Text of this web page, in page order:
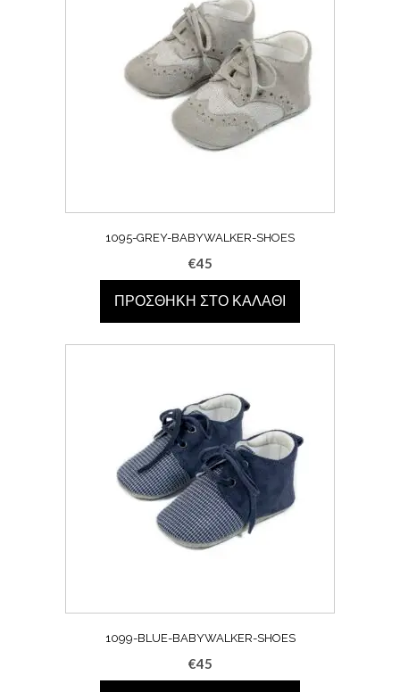
1095-GREY-BABYWALKER-SHOES
€45
ΠΡΟΣΘΉΚΗ ΣΤΟ ΚΑΛΆΘΙ
1099-BLUE-BABYWALKER-SHOES
€45